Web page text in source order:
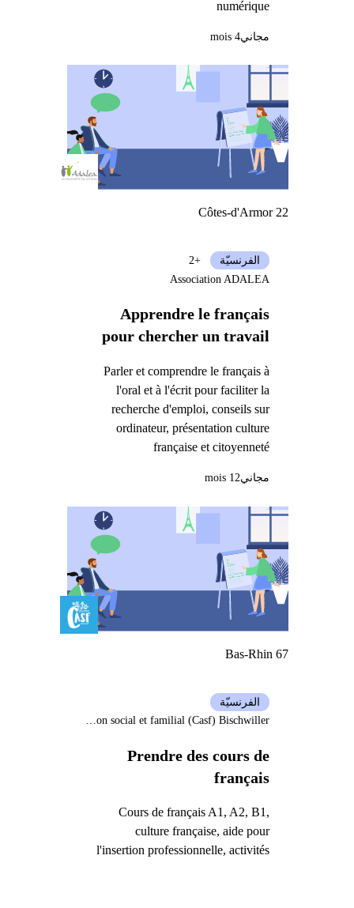
numérique
مجاني4 mois
Côtes-d'Armor 22
Apprendre le français
pour chercher un travail
Parler et comprendre le français à
l'oral et à l'écrit pour faciliter la
recherche d'emploi, conseils sur
ordinateur, présentation culture
française et citoyenneté
الفرنسيّة
+2
Association ADALEA
مجاني12 mois
Bas-Rhin 67
Prendre des cours de
français
Cours de français A1, A2, B1,
culture française, aide pour
l'insertion professionnelle, activités
الفرنسيّة